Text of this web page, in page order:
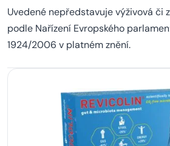
Uvedené nepředstavuje výživová či
podle Nařízení Evropského
1924/2006 v platném znění.